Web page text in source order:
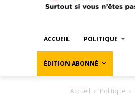
ACCUEIL POLITIQUE
ÉDITION ABONNÉ
Accueil Politique